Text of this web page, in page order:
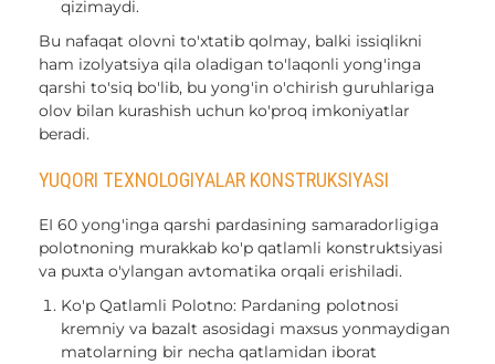
qizimaydi.
Bu nafaqat olovni to'xtatib qolmay, balki issiqlikni
ham izolyatsiya qila oladigan to'laqonli yong'inga
qarshi to'siq bo'lib, bu yong'in o'chirish guruhlariga
olov bilan kurashish uchun ko'proq imkoniyatlar
beradi.
YUQORI TEXNOLOGIYALAR KONSTRUKSIYASI
EI 60 yong'inga qarshi pardasining samaradorligiga
polotnoning murakkab ko'p qatlamli konstruktsiyasi
va puxta o'ylangan avtomatika orqali erishiladi.
Ko'p Qatlamli Polotno: Pardaning polotnosi
kremniy va bazalt asosidagi maxsus yonmaydigan
matolarning bir necha qatlamidan iborat